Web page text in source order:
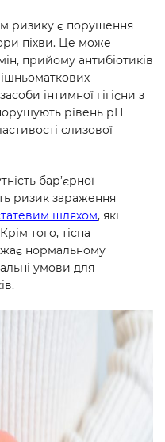
ризику є порушення
піхви. Це може
прийому антибіотиків
інтимної гігієни з
рівень рН
слизової
бар’єрної
ризик зараження
шляхом, які
того, тісна
нормальному
умови для